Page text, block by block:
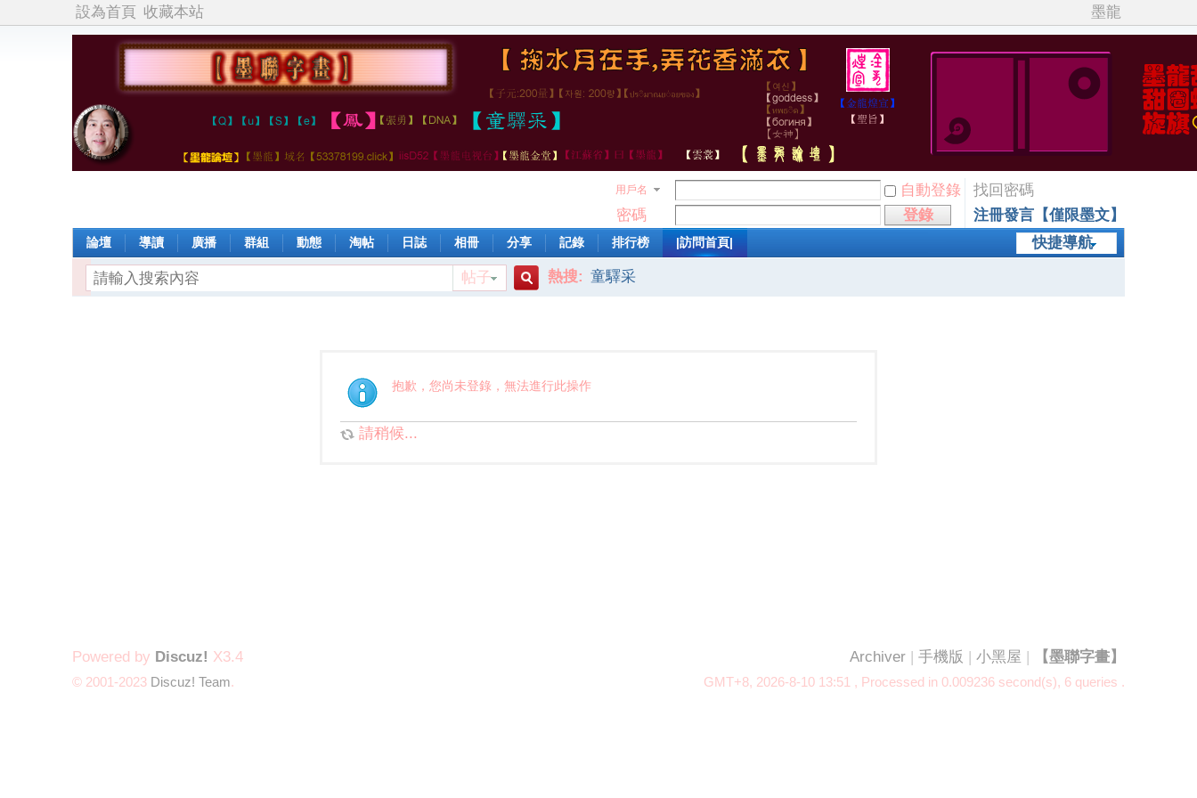
設為首頁 收藏本站 墨龍
用戶名 自動登錄
找回密碼
密碼
登錄
注冊發言【僅限墨文】
快捷導航
論壇 導讀 廣播 群組 動態 淘帖 日誌 相冊 分享 記錄 排行榜 |訪問首頁|
帖子
索
熱搜: 童驛采
抱歉，您尚未登錄，無法進行此操作
請稍候...
Archiver | 手機版 | 小黑屋 | 【墨聯字畫】
GMT+8, 2026-8-10 13:51 , Processed in 0.009236 second(s), 6 queries .
Powered by Discuz! X3.4
© 2001-2023 Discuz! Team.